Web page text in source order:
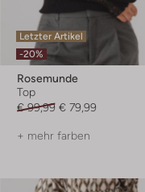
Letzter Artikel
-20%
Rosemunde
Top
€ 99,99 € 79,99
+ mehr farben